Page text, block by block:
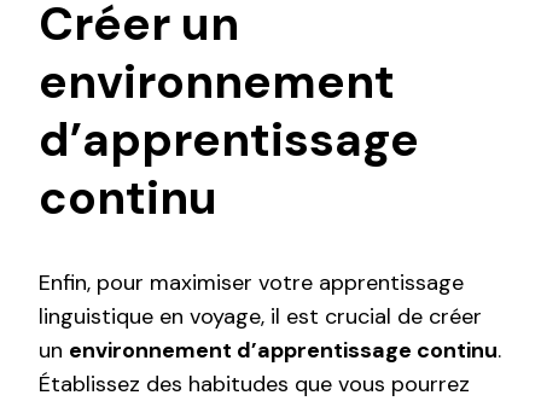
Créer un
environnement
d’apprentissage
continu
Enfin, pour maximiser votre apprentissage
linguistique en voyage, il est crucial de créer
un environnement d’apprentissage continu.
Établissez des habitudes que vous pourrez